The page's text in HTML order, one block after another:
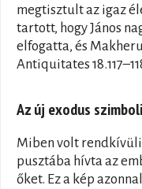
megtisztult az igaz
tartott, hogy János
elfogatta, és
Antiquitates
Az új exodus
Miben volt rendkívüli
pusztába hívta az
őket. Ez a kép